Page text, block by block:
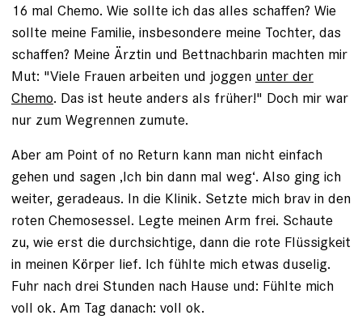
16 mal Chemo. Wie sollte ich das alles schaffen? Wie
sollte meine Familie, insbesondere meine Tochter, das
schaffen? Meine Ärztin und Bettnachbarin machten mir
Mut: "Viele Frauen arbeiten und joggen unter der
Chemo. Das ist heute anders als früher!" Doch mir war
nur zum Wegrennen zumute.
Aber am Point of no Return kann man nicht einfach
gehen und sagen ‚Ich bin dann mal weg‘. Also ging ich
weiter, geradeaus. In die Klinik. Setzte mich brav in den
roten Chemosessel. Legte meinen Arm frei. Schaute
zu, wie erst die durchsichtige, dann die rote Flüssigkeit
in meinen Körper lief. Ich fühlte mich etwas duselig.
Fuhr nach drei Stunden nach Hause und: Fühlte mich
voll ok. Am Tag danach: voll ok.